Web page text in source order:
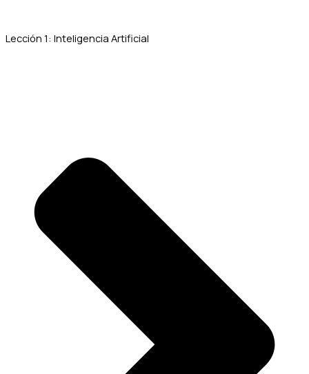
Lección 1: Inteligencia Artificial